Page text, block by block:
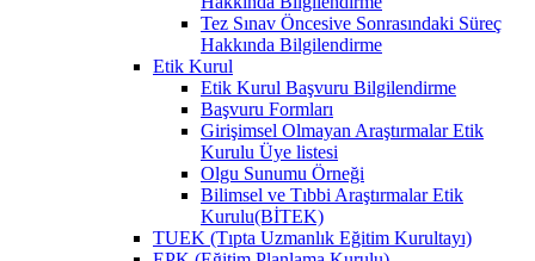
Tez Sınav Öncesive Sonrasındaki Süreç
Hakkında Bilgilendirme
Etik Kurul
Etik Kurul Başvuru Bilgilendirme
Başvuru Formları
Girişimsel Olmayan Araştırmalar Etik
Kurulu Üye listesi
Olgu Sunumu Örneği
Bilimsel ve Tıbbi Araştırmalar Etik
Kurulu(BİTEK)
TUEK (Tıpta Uzmanlık Eğitim Kurultayı)